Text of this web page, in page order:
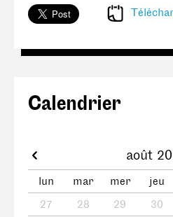
Calendrier
août
lun mar mer jeu
27
28 29 30